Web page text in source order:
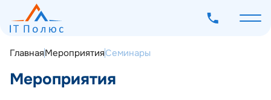
ГлавнаяМероприятияСеминары
Мероприятия